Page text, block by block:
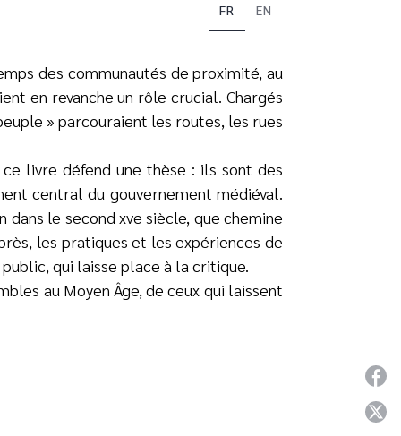
FR EN
des communautés de proximité, au
en revanche un rôle crucial. Chargés
» parcouraient les routes, les rues
livre défend une thèse : ils sont des
central du gouvernement médiéval.
dans le second xve siècle, que chemine
les pratiques et les expériences de
qui laisse place à la critique.
au Moyen Âge, de ceux qui laissent